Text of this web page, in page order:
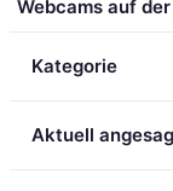
Webcams auf
Kategorie
Aktuell